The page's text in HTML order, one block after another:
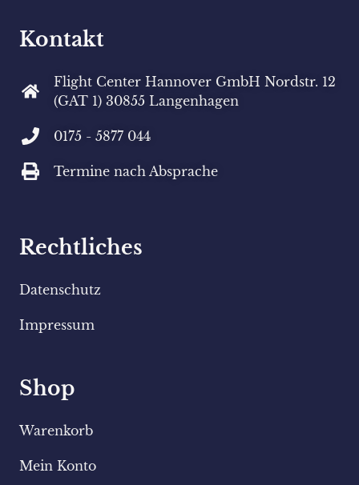
Kontakt
Flight Center Hannover GmbH Nordstr. 12
(GAT 1) 30855 Langenhagen
0175 - 5877 044
Termine nach Absprache
Rechtliches
Datenschutz
Impressum
Shop
Warenkorb
Mein Konto